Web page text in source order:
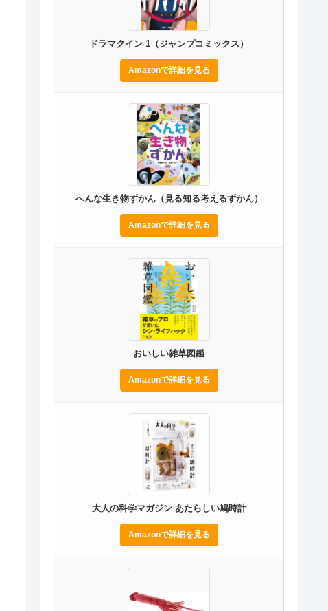
ドラマクイン 1（ジャンプコミックス）
Amazonで詳細を見る
へんな生き物ずかん（見る知る考えるずかん）
Amazonで詳細を見る
おいしい雑草図鑑
Amazonで詳細を見る
大人の科学マガジン あたらしい鳩時計
Amazonで詳細を見る